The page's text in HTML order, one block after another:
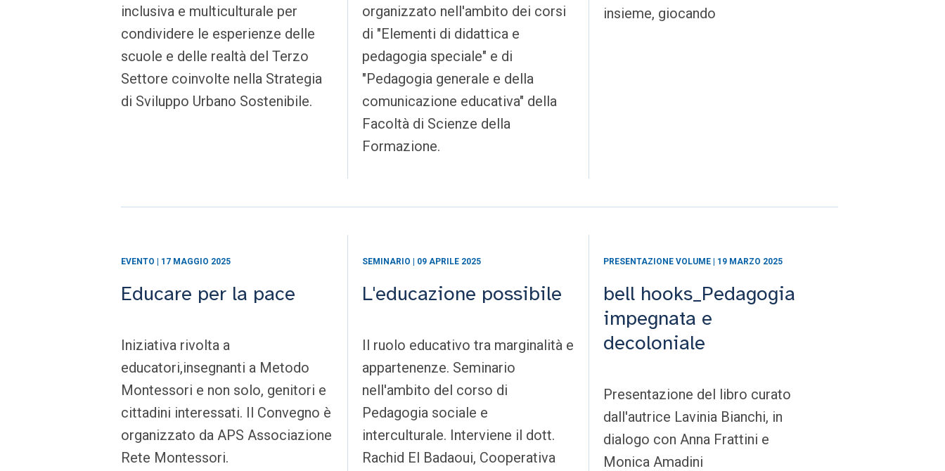
inclusiva e multiculturale per
condividere le esperienze delle
scuole e delle realtà del Terzo
Settore coinvolte nella Strategia
di Sviluppo Urbano Sostenibile.
organizzato nell'ambito dei corsi
di "Elementi di didattica e
pedagogia speciale" e di
"Pedagogia generale e della
comunicazione educativa" della
Facoltà di Scienze della
Formazione.
insieme, giocando
EVENTO | 17 MAGGIO 2025
Educare per la pace
Iniziativa rivolta a
educatori,insegnanti a Metodo
Montessori e non solo, genitori e
cittadini interessati. Il Convegno è
organizzato da APS Associazione
Rete Montessori.
SEMINARIO | 09 APRILE 2025
L'educazione possibile
Il ruolo educativo tra marginalità e
appartenenze. Seminario
nell'ambito del corso di
Pedagogia sociale e
interculturale. Interviene il dott.
Rachid El Badaoui, Cooperativa
PRESENTAZIONE VOLUME | 19 MARZO 2025
bell hooks_Pedagogia
impegnata e
decoloniale
Presentazione del libro curato
dall'autrice Lavinia Bianchi, in
dialogo con Anna Frattini e
Monica Amadini